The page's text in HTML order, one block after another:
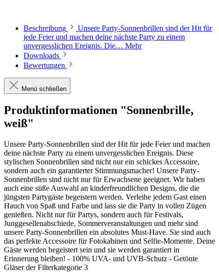
Beschreibung
Unsere Party-Sonnenbrillen sind der Hit für
jede Feier und machen deine nächste Party zu einem
unvergesslichen Ereignis. Die… Mehr
Downloads
Bewertungen
Menü schließen
Produktinformationen "Sonnenbrille,
weiß"
Unsere Party-Sonnenbrillen sind der Hit für jede Feier und machen
deine nächste Party zu einem unvergesslichen Ereignis. Diese
stylischen Sonnenbrillen sind nicht nur ein schickes Accessoire,
sondern auch ein garantierter Stimmungsmacher! Unsere Party-
Sonnenbrillen sind nicht nur für Erwachsene geeignet. Wir haben
auch eine süße Auswahl an kinderfreundlichen Designs, die die
jüngsten Partygäste begeistern werden. Verleihe jedem Gast einen
Hauch von Spaß und Farbe und lass sie die Party in vollen Zügen
genießen. Nicht nur für Partys, sondern auch für Festivals,
Junggesellenabschiede, Sommerveranstaltungen und mehr sind
unsere Party-Sonnenbrillen ein absolutes Must-Have. Sie sind auch
das perfekte Accessoire für Fotokabinen und Selfie-Momente. Deine
Gäste werden begeistert sein und sie werden garantiert in
Erinnerung bleiben! - 100% UVA- und UVB-Schutz - Getönte
Gläser der Filterkategorie 3